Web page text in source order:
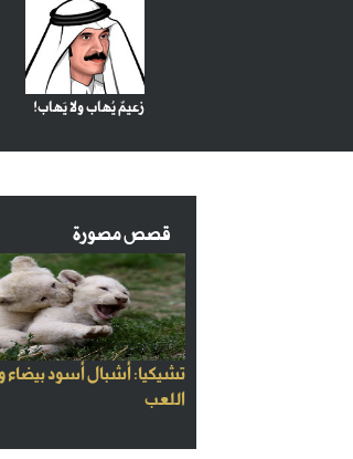
زعيمٌ يُهاب ولا يَهاب!
قصص مصورة
تشيكيا: أشبال أسود بيضاء
اللعب